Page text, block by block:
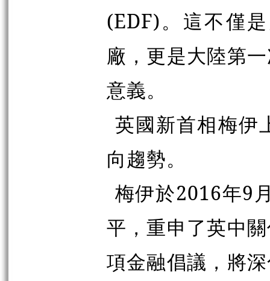
(EDF)。這不僅
廠，更是大陸第
意義。
英國新首相梅伊
向趨勢。
梅伊於2016年9
平，重申了英中
項金融倡議，將